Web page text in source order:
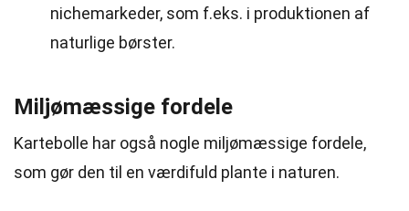
nichemarkeder, som f.eks. i produktionen af
naturlige børster.
Miljømæssige fordele
Kartebolle har også nogle miljømæssige fordele,
som gør den til en værdifuld plante i naturen.